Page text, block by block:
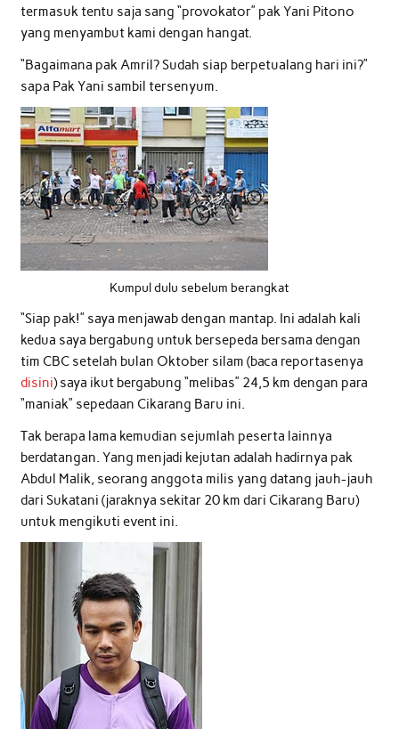
termasuk tentu saja sang “provokator” pak Yani Pitono
yang menyambut kami dengan hangat.
“Bagaimana pak Amril? Sudah siap berpetualang hari ini?”
sapa Pak Yani sambil tersenyum.
Kumpul dulu sebelum berangkat
“Siap pak!” saya menjawab dengan mantap. Ini adalah kali
kedua saya bergabung untuk bersepeda bersama dengan
tim CBC setelah bulan Oktober silam (baca reportasenya
disini) saya ikut bergabung “melibas” 24,5 km dengan para
“maniak” sepedaan Cikarang Baru ini.
Tak berapa lama kemudian sejumlah peserta lainnya
berdatangan. Yang menjadi kejutan adalah hadirnya pak
Abdul Malik, seorang anggota milis yang datang jauh-jauh
dari Sukatani (jaraknya sekitar 20 km dari Cikarang Baru)
untuk mengikuti event ini.